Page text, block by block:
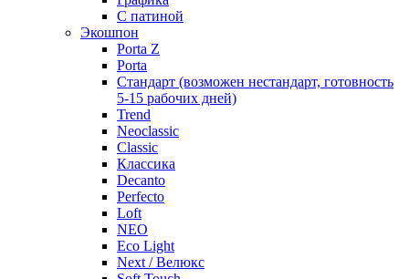
С патиной
Экошпон
Porta Z
Porta
Стандарт (возможен нестандарт, готовность
5-15 рабочих дней)
Trend
Neoclassic
Classic
Классика
Decanto
Perfecto
Loft
NEO
Eco Light
Next / Велюкс